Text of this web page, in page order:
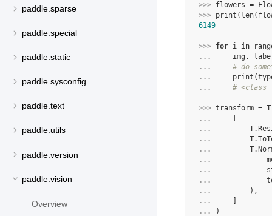
paddle.sparse
paddle.special
paddle.static
paddle.sysconfig
paddle.text
paddle.utils
paddle.version
paddle.vision
Overview
>>> flowers =
>>> print ( len(
6149
>>> for i in
...
img ,
...
# do
...
print (
...
# <class
>>> transform = T
...
...
T.
...
T.
...
T.
...
...
...
...
),
...
...
)